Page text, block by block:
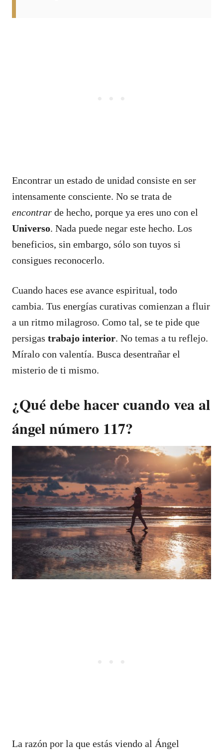
Encontrar un estado de unidad consiste en ser
intensamente consciente. No se trata de
encontrar de hecho, porque ya eres uno con el
Universo. Nada puede negar este hecho. Los
beneficios, sin embargo, sólo son tuyos si
consigues reconocerlo.
Cuando haces ese avance espiritual, todo
cambia. Tus energías curativas comienzan a fluir
a un ritmo milagroso. Como tal, se te pide que
persigas trabajo interior. No temas a tu reflejo.
Míralo con valentía. Busca desentrañar el
misterio de ti mismo.
¿Qué debe hacer cuando vea al
ángel número 117?
La razón por la que estás viendo al Ángel